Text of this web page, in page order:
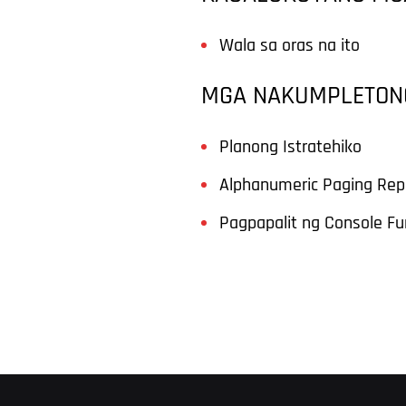
Wala sa oras na ito
MGA
Planong Istratehiko
Alphanumeric Paging
Pagpapalit ng Console